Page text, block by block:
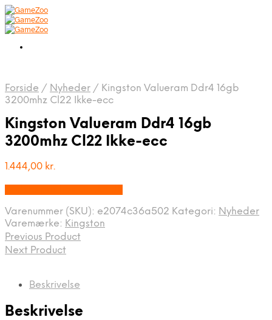
Forside / Nyheder / Kingston Valueram Ddr4 16gb
3200mhz Cl22 Ikke-ecc
Kingston Valueram Ddr4 16gb
3200mhz Cl22 Ikke-ecc
1.444,00 kr.
Varenummer (SKU): e2074c36a502 Kategori: Nyheder
Varemærke: Kingston
Previous Product
Next Product
Beskrivelse
Beskrivelse